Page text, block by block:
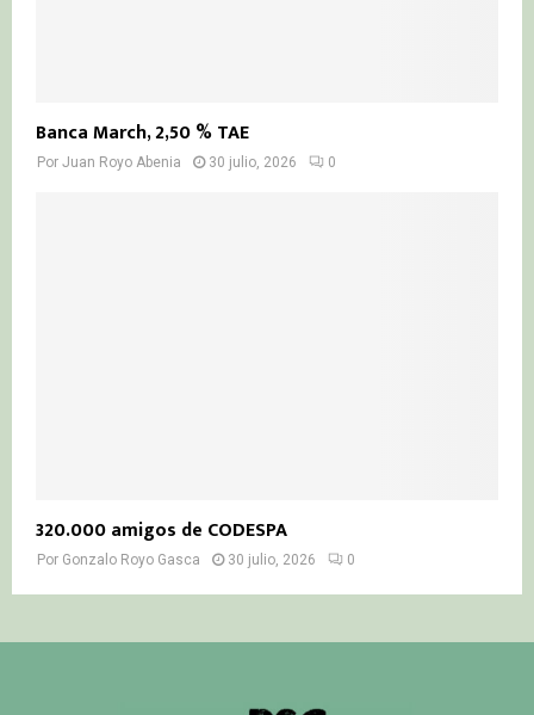
Banca March, 2,50 % TAE
Por Juan Royo Abenia 30 julio, 2026 0
320.000 amigos de CODESPA
Por Gonzalo Royo Gasca 30 julio, 2026 0